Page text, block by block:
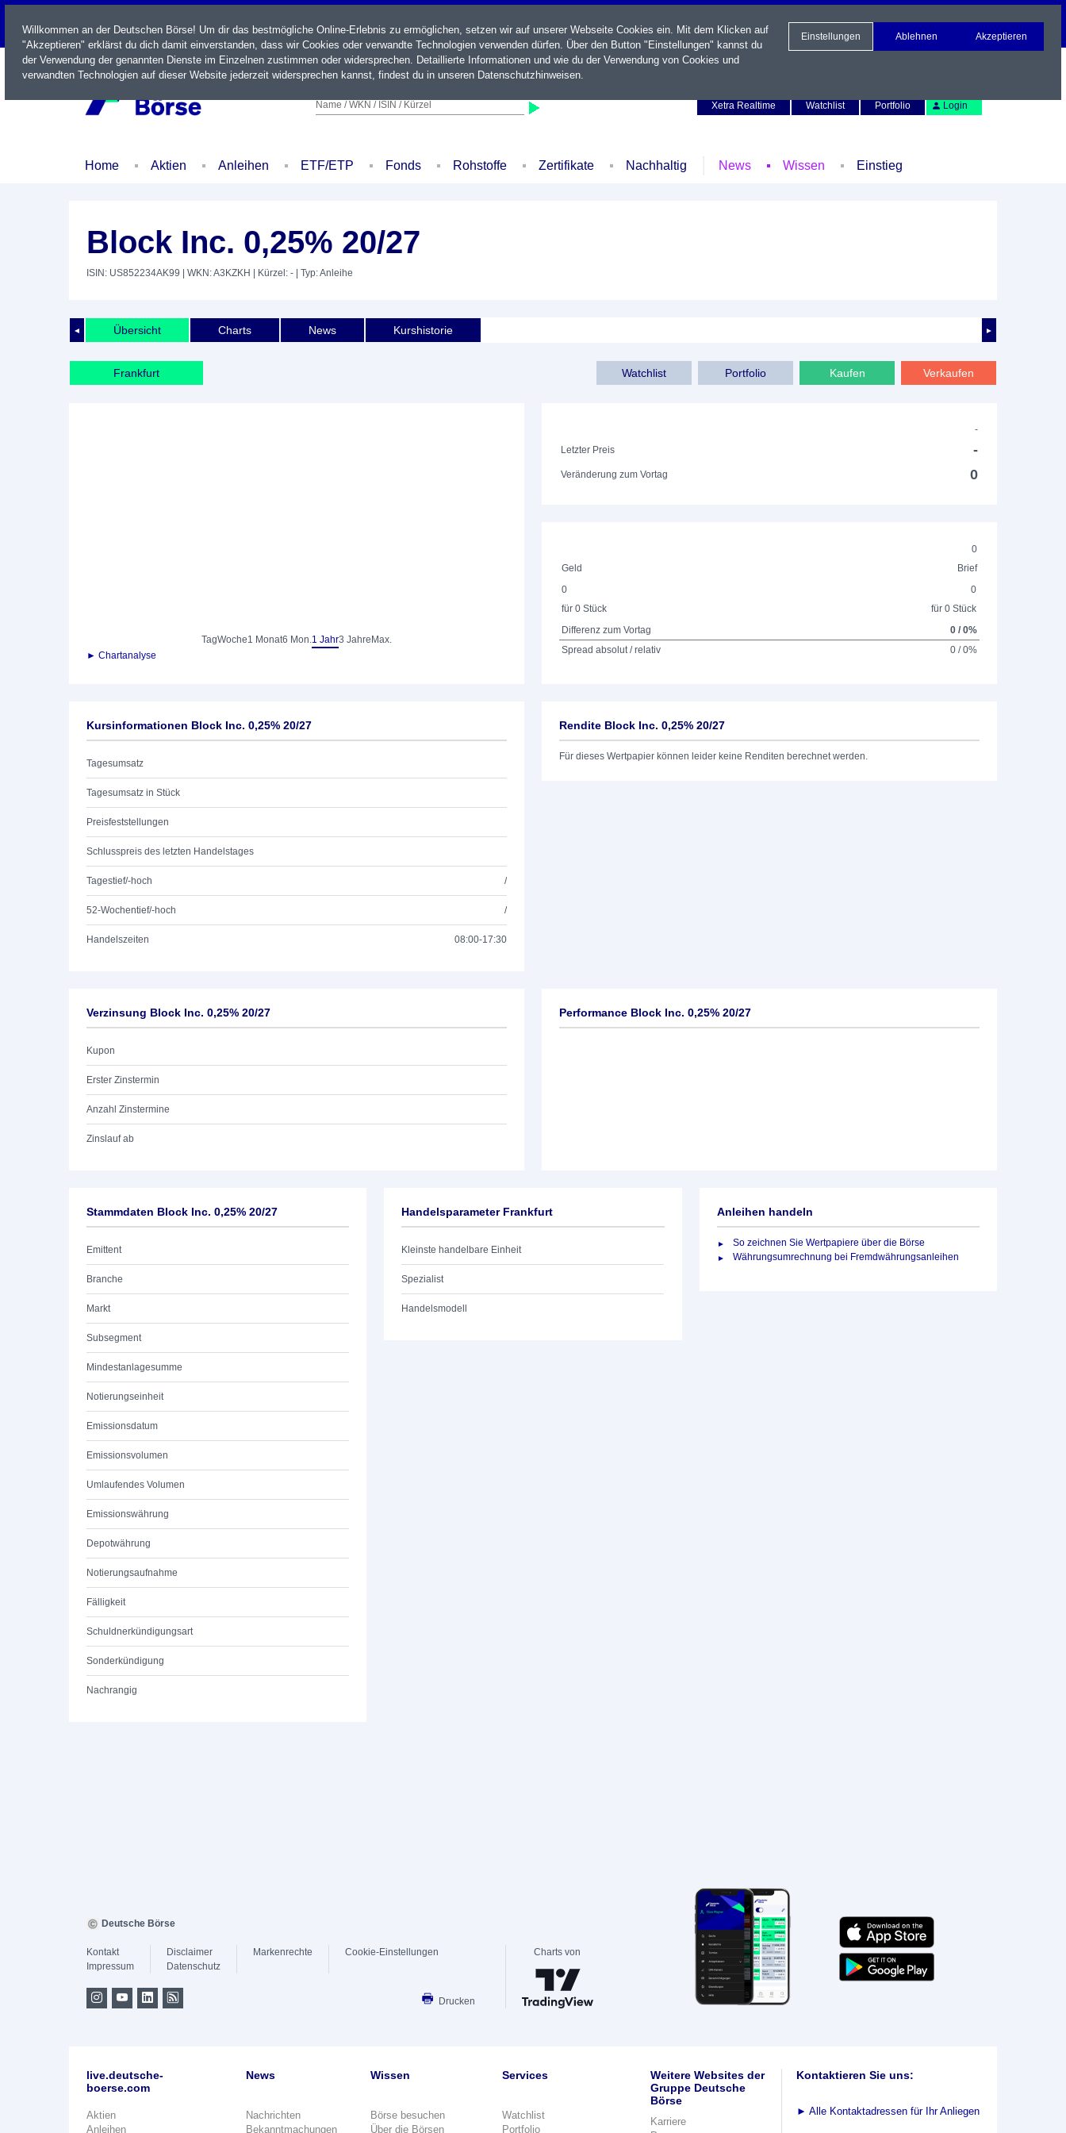
LIVE
Name / WKN / ISIN / Kürzel
Xetra Realtime
Watchlist Portfolio Login
Home Aktien Anleihen ETF/ETP Fonds Rohstoffe Zertifikate Nachhaltig News Wissen Einstieg
Block Inc. 0,25% 20/27
ISIN: US852234AK99 | WKN: A3KZKH | Kürzel: - | Typ: Anleihe
◄ ►
Übersicht Charts News Kurshistorie
Frankfurt Verkaufen
Kaufen
Portfolio
Watchlist
TagWoche1 Monat6 Mon.1 Jahr3 Jahre Max.
► Chartanalyse
-
Letzter Preis
-
Veränderung zum Vortag 0
0
Geld
Brief
0
für 0 Stück
0
für 0 Stück
Differenz zum Vortag
0 / 0%
Spread absolut / relativ
0 / 0%
Kursinformationen Block Inc. 0,25% 20/27
Tagesumsatz
Tagesumsatz in Stück
Preisfeststellungen
Schlusspreis des letzten Handelstages
Tagestief/-hoch /
52-Wochentief/-hoch /
Handelszeiten 08:00-17:30
Rendite Block Inc. 0,25% 20/27
Für dieses Wertpapier können leider keine Renditen berechnet werden.
Verzinsung Block Inc. 0,25% 20/27
Kupon
Erster Zinstermin
Anzahl Zinstermine
Zinslauf ab
Performance Block Inc. 0,25% 20/27
Stammdaten Block Inc. 0,25% 20/27
Emittent
Branche
Markt
Subsegment
Mindestanlagesumme
Notierungseinheit
Emissionsdatum
Emissionsvolumen
Umlaufendes Volumen
Emissionswährung
Depotwährung
Notierungsaufnahme
Fälligkeit
Schuldnerkündigungsart
Sonderkündigung
Nachrangig
Handelsparameter Frankfurt
Kleinste handelbare Einheit
Spezialist
Handelsmodell
Anleihen handeln
So zeichnen Sie Wertpapiere über die Börse
Währungsumrechnung bei Fremdwährungsanleihen
Willkommen an der Deutschen Börse! Um dir das bestmögliche Online-Erlebnis zu ermöglichen, setzen wir auf unserer Webseite Cookies ein. Mit dem Klicken auf
"Akzeptieren" erklärst du dich damit einverstanden, dass wir Cookies oder verwandte Technologien verwenden dürfen. Über den Button "Einstellungen" kannst du
der Verwendung der genannten Dienste im Einzelnen zustimmen oder widersprechen. Detaillierte Informationen und wie du der Verwendung von Cookies und
verwandten Technologien auf dieser Website jederzeit widersprechen kannst, findest du in unseren Datenschutzhinweisen.
Einstellungen Ablehnen Akzeptieren
Deutsche Börse
Kontakt
Impressum
Disclaimer
Datenschutz
Markenrechte Cookie-Einstellungen
Drucken
Charts von
live.deutsche-
boerse.com
Aktien
Anleihen
News
Nachrichten
Bekanntmachungen
Wissen
Börse besuchen
Über die Börsen
Services
Watchlist
Portfolio
Weitere Websites der
Gruppe Deutsche
Börse
Karriere
Kontaktieren Sie uns:
► Alle Kontaktadressen für Ihr Anliegen